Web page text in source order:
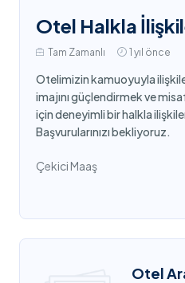
Otel Halkla
Tam Zamanlı 1 yıl önce
Otelimizin kamuoyuyla
imajını güçlendirmek ve
için deneyimli bir halkla
Başvurularınızı bekliyoruz.
Çekici Maaş
Otel